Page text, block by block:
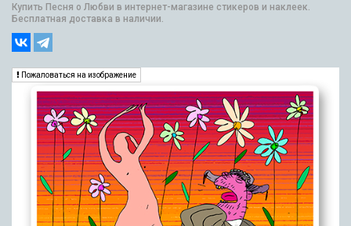
Купить Песня о Любви в интернет-магазине стикеров и наклеек.
Бесплатная доставка в наличии.
Пожаловаться на изображение